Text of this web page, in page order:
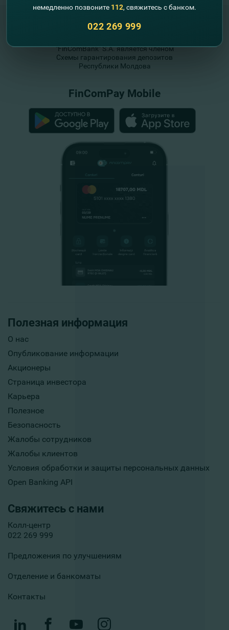
Полезная информация
О нас
Опубликование информации
Акционеры
Страница инвестора
Карьера
Полезное
Безопасность
Жалобы сотрудников
Жалобы клиентов
Условия обработки и защиты персональных данных
Open Banking API
Свяжитесь с нами
Колл-центр
022 269 999
Предложения по улучшениям
Отделение и банкоматы
Контакты
"FinComBank" S.A. является членом
Схемы гарантирования депозитов
Республики Молдова
FinComPay Mobile
немедленно позвоните 112, свяжитесь с банком.
022 269 999